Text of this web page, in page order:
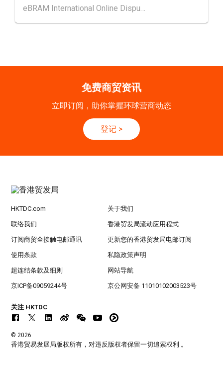
21/9
新加坡
21.09.2026 - 27.09.2027
13-16
eBRAM International Online Dispute Resolution Centre Limited
免费商贸资讯
立即订阅，助你掌握环球营商动态
登记 >
HKTDC.com 关于我们
联络我们 香港贸发局流动应用程式
订阅商贸全接触电邮通讯 更新您的香港贸发局电邮订阅
使用条款 私隐政策声明
超连结条款及细则 网站导航
京ICP备09059244号 京公网安备 11010102003523号
关注 HKTDC
© 2026
香港贸易发展局版权所有，对违反版权者保留一切追索权利 。